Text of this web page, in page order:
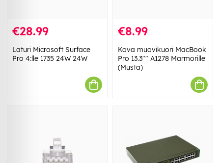
€28.99
Laturi Microsoft Surface
Pro 4:lle 1735 24W 24W
€8.99
Kova muovikuori MacBook
Pro 13.3"" A1278 Marmorille
(Musta)